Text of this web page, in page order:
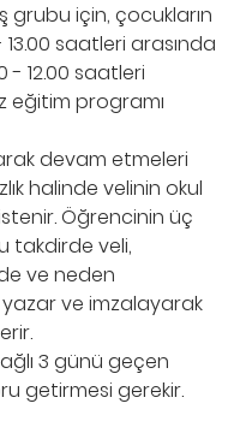
grubu için, çocukların
saatleri arasında
- 12.00 saatleri
eğitim programı
devam etmeleri
halinde velinin okul
Öğrencinin üç
takdirde veli,
ve neden
ve imzalayarak
3 günü geçen
getirmesi gerekir.